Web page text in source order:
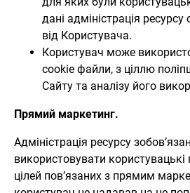
дані адміністрація
від Користувача.
Користувач може
cookie файли, з ціллю
Сайту та аналізу його
Прямий маркетинг.
Адміністрація ресурсу
використовувати користувацькі
цілей пов’язаних з прямим